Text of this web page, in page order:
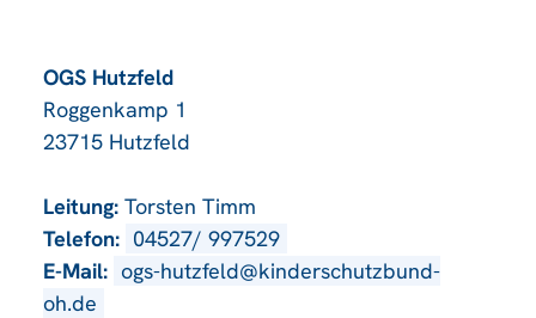
OGS Hutzfeld
Roggenkamp 1
23715 Hutzfeld
Leitung: Torsten Timm
Telefon: 04527/ 997529
E-Mail: ogs-hutzfeld@kinderschutzbund-
oh.de